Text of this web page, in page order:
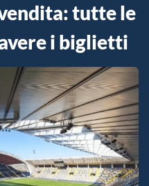
tutte le
i biglietti